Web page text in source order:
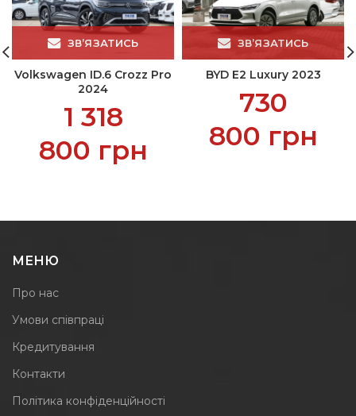
ЗВ’ЯЗАТИСЬ
Volkswagen ID.6 Crozz Pro
2024
1 318
800 грн
ЗВ’ЯЗАТИСЬ
BYD E2 Luxury 2023
730
800 грн
МЕНЮ
Про нас
Умови співпраці
Кредитування
Контакти
Політика конфіденційності